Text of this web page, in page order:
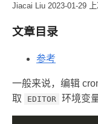
Jiacai Liu 2023-01-29
文章目录
参考
一般来说，编辑
取
EDITOR 环境变